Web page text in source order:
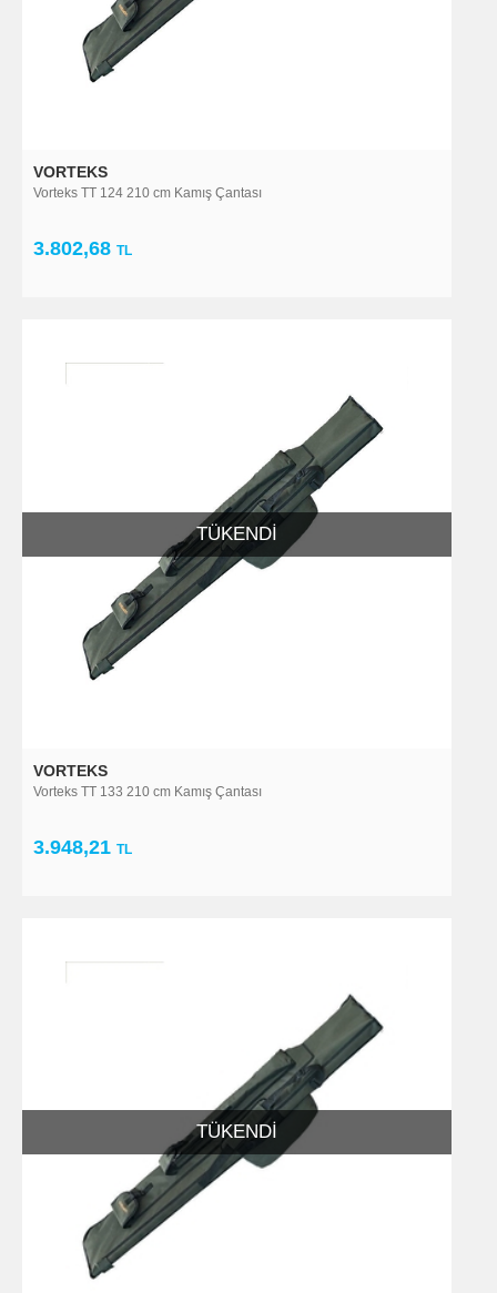
VORTEKS
Vorteks TT 124 210 cm Kamış Çantası
3.802,68 TL
TÜKENDI
VORTEKS
Vorteks TT 133 210 cm Kamış Çantası
3.948,21 TL
TÜKENDI